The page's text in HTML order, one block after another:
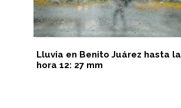
Lluvia en Benito Juárez hasta la
hora 12: 27 mm